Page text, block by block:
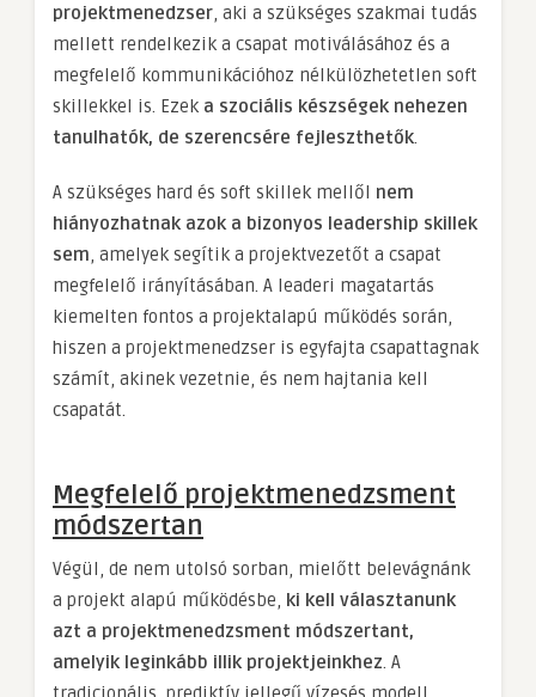
projektmenedzser, aki a szükséges szakmai tudás
mellett rendelkezik a csapat motiválásához és a
megfelelő kommunikációhoz nélkülözhetetlen soft
skillekkel is. Ezek a szociális készségek nehezen
tanulhatók, de szerencsére fejleszthetők.
A szükséges hard és soft skillek mellől nem
hiányozhatnak azok a bizonyos leadership skillek
sem, amelyek segítik a projektvezetőt a csapat
megfelelő irányításában. A leaderi magatartás
kiemelten fontos a projektalapú működés során,
hiszen a projektmenedzser is egyfajta csapattagnak
számít, akinek vezetnie, és nem hajtania kell
csapatát.
Megfelelő projektmenedzsment
módszertan
Végül, de nem utolsó sorban, mielőtt belevágnánk
a projekt alapú működésbe, ki kell választanunk
azt a projektmenedzsment módszertant,
amelyik leginkább illik projektjeinkhez. A